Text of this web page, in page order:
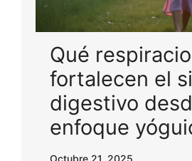
Qué
fortalecen el
digestivo
enfoque